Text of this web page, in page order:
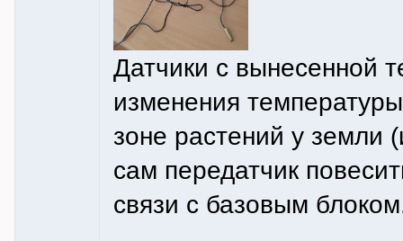
Датчики с вынесенной
изменения
зоне растений у земли
сам передатчик
связи с базовым